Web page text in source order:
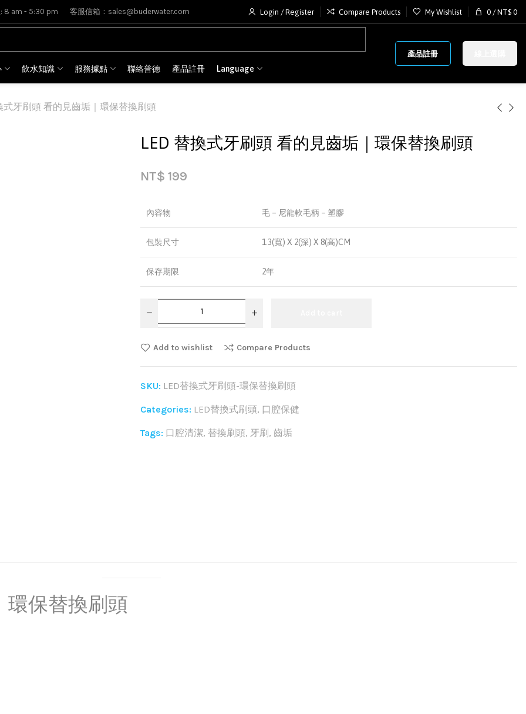
8 am - 5:30 pm 客服信箱：sales@buderwater.com Login / Register Compare Products My Wishlist 0 / NT$ 0
飲水知識 服務據點 聯絡普德 產品註冊 Language
產品註冊
式牙刷頭 看的見齒垢｜環保替換刷頭
LED 替換式牙刷頭 看的見齒垢｜環保替換刷頭
NT$ 199
內容物 毛 – 尼龍軟毛柄 – 塑膠
包裝尺寸 1.3(寬) X 2(深) X 8(高)CM
保存期限 2年
Add to wishlist Compare Products
SKU: LED替換式牙刷頭-環保替換刷頭
Categories: LED替換式刷頭, 口腔保健
Tags: 口腔清潔, 替換刷頭, 牙刷, 齒垢
環保替換刷頭